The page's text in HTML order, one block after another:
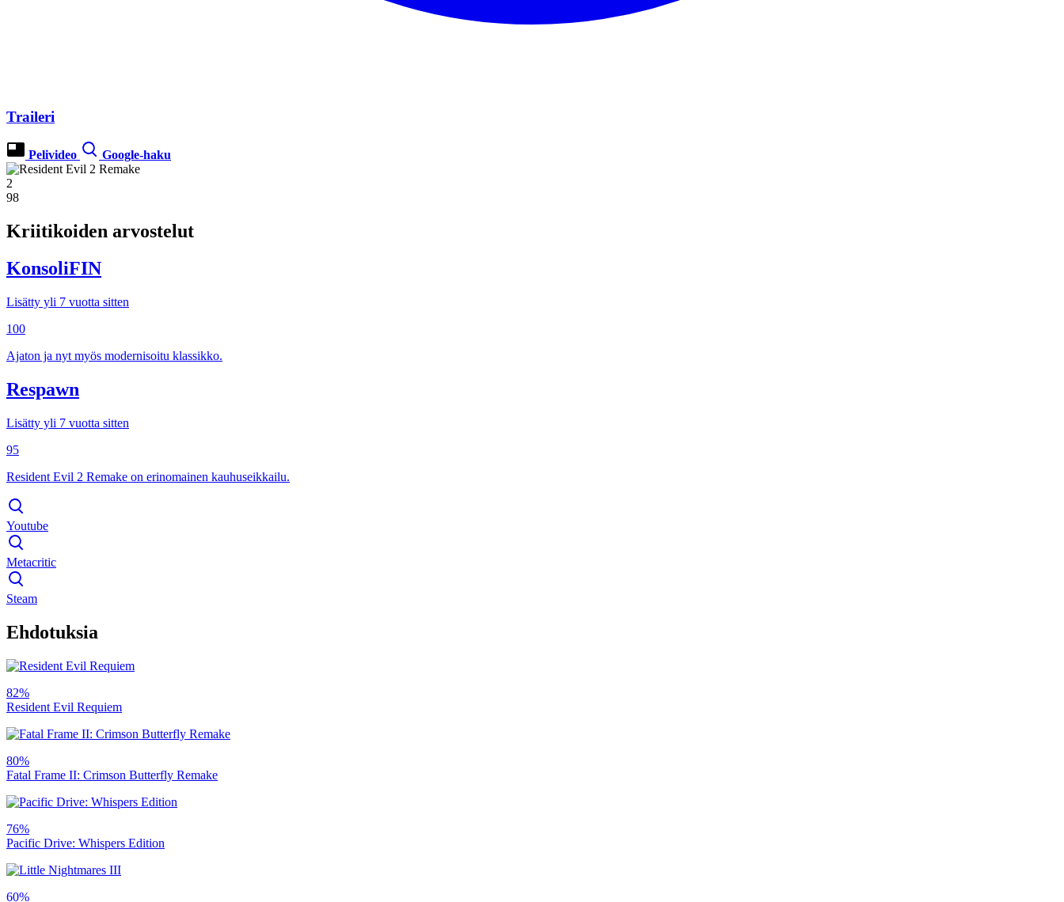
Traileri
Pelivideo Google-haku
2
98
Kriitikoiden arvostelut
KonsoliFIN
Lisätty yli 7 vuotta sitten
100
Ajaton ja nyt myös modernisoitu klassikko.
Respawn
Lisätty yli 7 vuotta sitten
95
Resident Evil 2 Remake on erinomainen kauhuseikkailu.
Youtube
Metacritic
Steam
Ehdotuksia
82%
Resident Evil Requiem
80%
Fatal Frame II: Crimson Butterfly Remake
76%
Pacific Drive: Whispers Edition
60%